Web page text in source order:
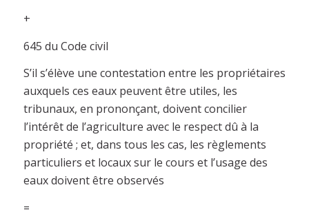
+
645 du Code civil
S’il s’élève une contestation entre les propriétaires
auxquels ces eaux peuvent être utiles, les
tribunaux, en prononçant, doivent concilier
l’intérêt de l’agriculture avec le respect dû à la
propriété ; et, dans tous les cas, les règlements
particuliers et locaux sur le cours et l’usage des
eaux doivent être observés
=